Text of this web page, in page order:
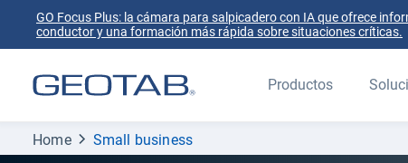
GO Focus Plus: la cámara para salpicadero con IA que ofrece
conductor y una formación más rápida sobre situaciones críticas.
Productos
Home Small business